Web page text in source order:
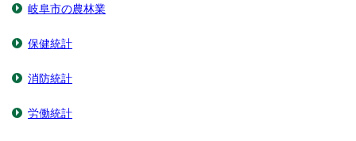
岐阜市の農林業
保健統計
消防統計
労働統計